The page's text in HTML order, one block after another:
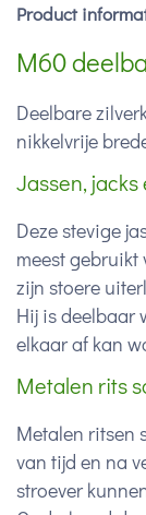
Product
M60
Deelbare
nikkelvrije
Jassen, jacks
Deze stevige
meest gebruikt
zijn stoere
Hij is deelbaar
elkaar af kan
Metalen rits
Metalen ritsen
van tijd en na
stroever